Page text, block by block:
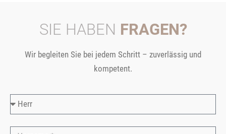
SIE HABEN FRAGEN?
Wir begleiten Sie bei jedem Schritt – zuverlässig und
kompetent.